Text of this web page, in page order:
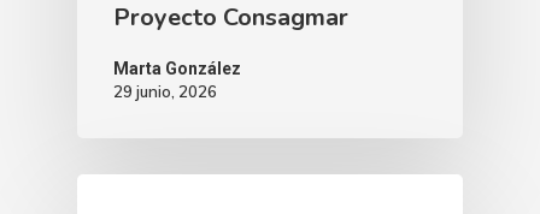
Proyecto Consagmar
Marta González
29 junio, 2026